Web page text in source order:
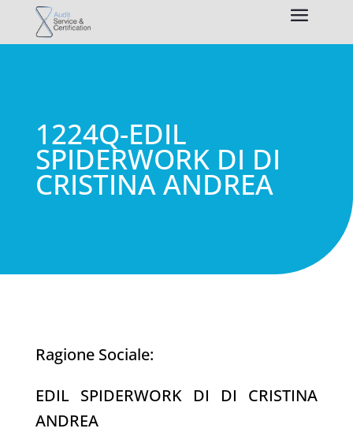
1224Q-EDIL
SPIDERWORK DI DI
CRISTINA ANDREA
Ragione Sociale:
EDIL SPIDERWORK DI DI CRISTINA
ANDREA